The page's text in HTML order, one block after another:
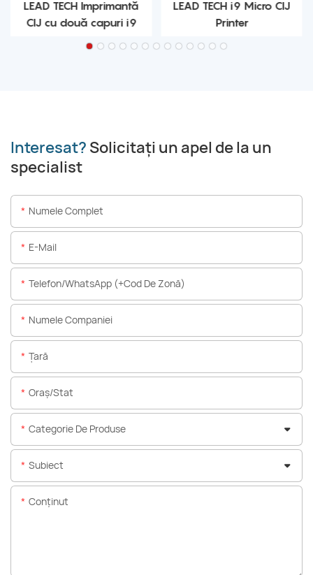
LEAD TECH Imprimantă
CIJ cu două capuri i9
LEAD TECH i9 Micro CIJ
Printer
Interesat? Solicitați un apel de la un
specialist
Numele Complet
E-Mail
Telefon/WhatsApp (+Cod De Zonă)
Numele Companiei
Ţară
Oraș/stat
Categorie De Produse
Subiect
Conţinut